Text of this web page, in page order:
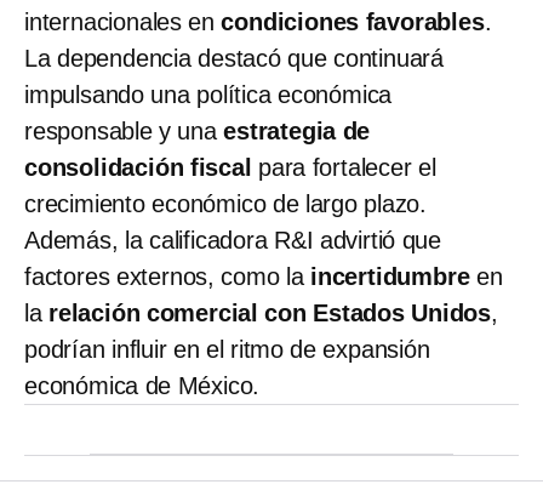
internacionales encondiciones favorables.
La dependencia destacó que continuará
impulsando una política económica
responsable y unaestrategia de
consolidación fiscal para fortalecer el
crecimiento económico de largo plazo.
Además, la calificadora R&I advirtió que
factores externos, como la incertidumbreen
la relación comercial con Estados Unidos,
podrían influir en el ritmo de expansión
económica de México.